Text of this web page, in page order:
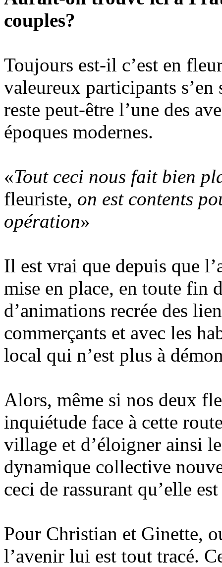
couples?
Toujours est-il c’est en
valeureux participants
reste peut-être l’une des
époques modernes.
«Tout ceci nous fait bien
fleuriste, on est contents
opération»
Il est vrai que depuis que
mise en place, en toute fin
d’animations recrée des
commerçants et avec les
local qui n’est plus à
Alors, même si nos deux
inquiétude face à cette
village et d’éloigner ainsi
dynamique collective
ceci de rassurant qu’elle
Pour Christian et Ginette,
l’avenir lui est tout tracé.